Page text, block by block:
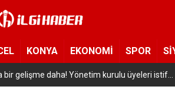
KONYA EKONOMİ SPOR
yetişiyor! Çocuklar uzay ve havacılığa adım attı